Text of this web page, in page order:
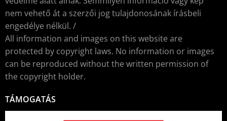
nem vehető át a szerzői jog tulajdonosának írásbeli
engedélye nélkül. /
All information and images on this website are
protected by copyright laws. No information or images
can be reproduced without the written permission of
the copyright holder.
TÁMOGATÁS